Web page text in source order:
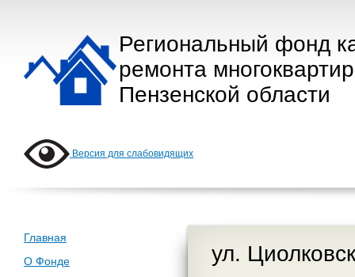
Региональный фонд
ремонта
Пензенской области
Версия для слабовидящих
Главная
О Фонде
ул.